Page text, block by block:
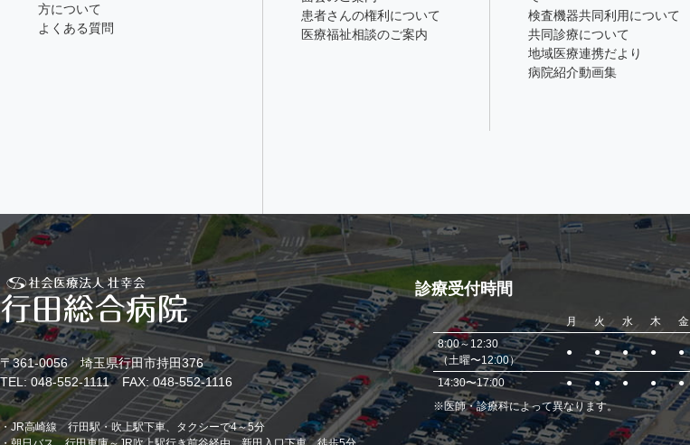
方について
よくある質問
患者さんの権利について
医療福祉相談のご案内
検査機器共同利用について
共同診療について
地域医療連携だより
病院紹介動画集
〒361-0056 埼玉県行田市持田376
TEL: 048-552-1111 FAX: 048-552-1116
・JR高崎線 行田駅・吹上駅下車、タクシーで4～5分
診療受付時間
月 火 水 木 金
8:00～12:30
（土曜〜12:00）
● ● ● ● ●
14:30〜17:00 ● ● ● ● ●
※医師・診療科によって異なります。